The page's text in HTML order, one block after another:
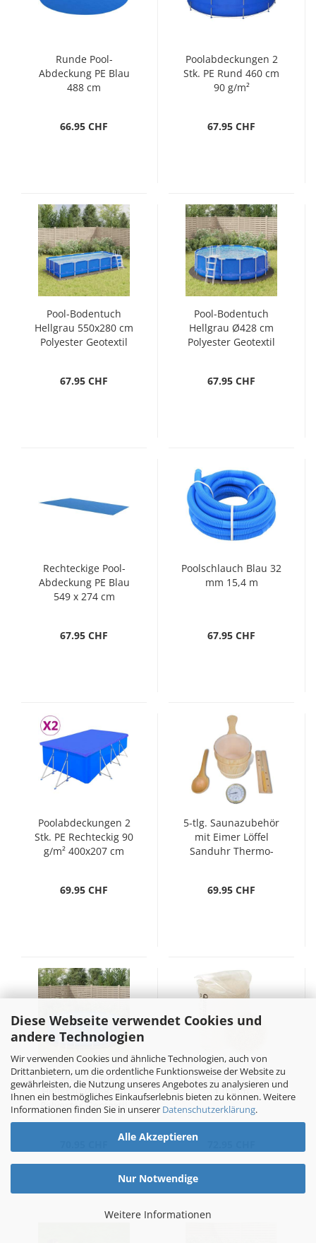
Diese Webseite verwendet Cookies und
andere Technologien
Wir verwenden Cookies und ähnliche Technologien, auch von
Drittanbietern, um die ordentliche Funktionsweise der Website zu
gewährleisten, die Nutzung unseres Angebotes zu analysieren und
Ihnen ein bestmögliches Einkaufserlebnis bieten zu können. Weitere
Informationen finden Sie in unserer Datenschutzerklärung.
Alle Akzeptieren
Nur Notwendige
Weitere Informationen
Runde Pool-
Abdeckung PE Blau
488 cm
66.95 CHF
Poolabdeckungen 2
Stk. PE Rund 460 cm
90 g/m²
67.95 CHF
Pool-Bodentuch
Hellgrau 550x280 cm
Polyester Geotextil
67.95 CHF
Pool-Bodentuch
Hellgrau Ø428 cm
Polyester Geotextil
67.95 CHF
Rechteckige Pool-
Abdeckung PE Blau
549 x 274 cm
67.95 CHF
Poolschlauch Blau 32
mm 15,4 m
67.95 CHF
Poolabdeckungen 2
Stk. PE Rechteckig 90
g/m² 400x207 cm
69.95 CHF
5-tlg. Saunazubehör
mit Eimer Löffel
Sanduhr Thermo-
69.95 CHF
Pool-Bodentuch
Hellgrau Ø458 cm
Polyester Geotextil
Filtersand 25 kg 0,5-
1,0 mm